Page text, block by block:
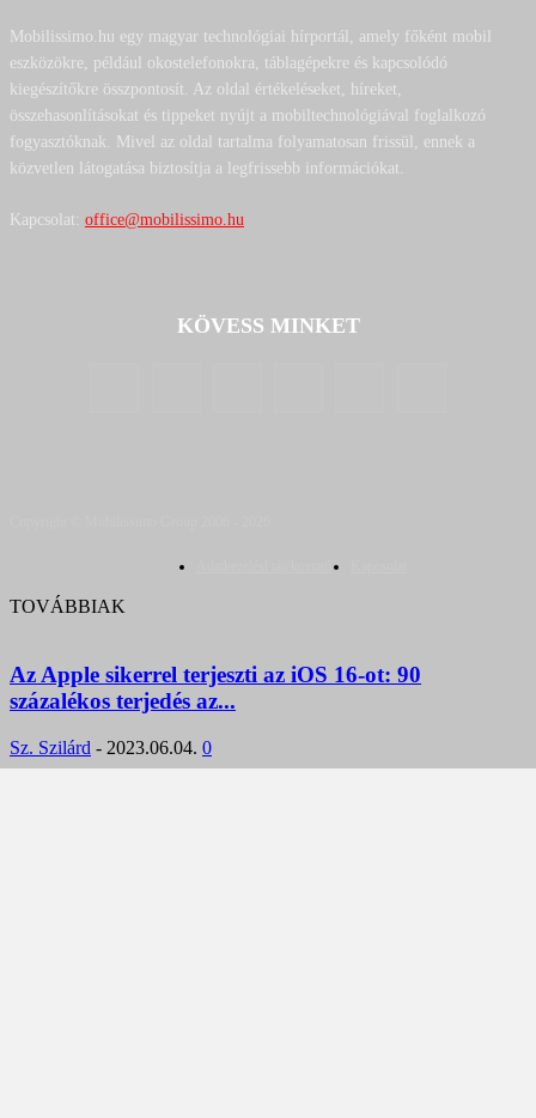
Mobilissimo.hu egy magyar technológiai hírportál, amely főként mobil
eszközökre, például okostelefonokra, táblagépekre és kapcsolódó
kiegészítőkre összpontosít. Az oldal értékeléseket, híreket,
összehasonlításokat és tippeket nyújt a mobiltechnológiával foglalkozó
fogyasztóknak. Mivel az oldal tartalma folyamatosan frissül, ennek a
közvetlen látogatása biztosítja a legfrissebb információkat.
Kapcsolat: office@mobilissimo.hu
KÖVESS MINKET
TOVÁBBIAK
Az Apple sikerrel terjeszti az iOS 16-ot: 90
százalékos terjedés az...
Sz. Szilárd - 2023.06.04. 0